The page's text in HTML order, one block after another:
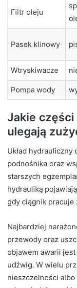
Filtr oleju
Pasek klinowy
Wtryskiwacze
Pompa wody
Jakie
ulegają
Układ hydrauliczny
podnośnika oraz
starszych
hydrauliką
gdy ciągnik pracuje
Najbardziej
przewody oraz
objawem awarii
udźwig. W wielu
nieszczelności